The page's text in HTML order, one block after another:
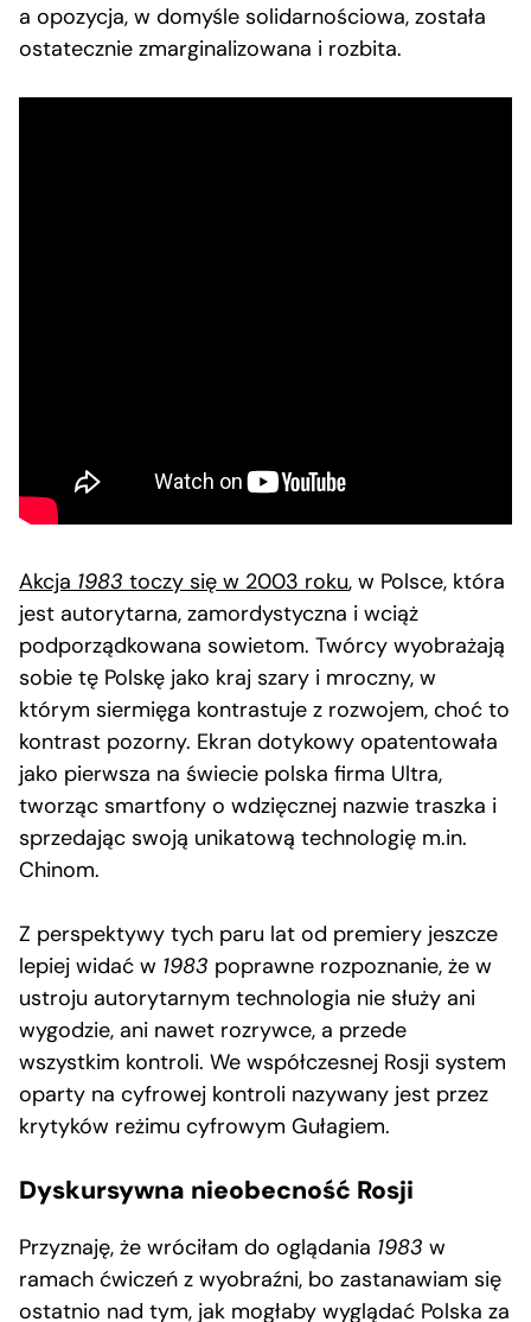
a opozycja, w domyśle solidarnościowa, została
ostatecznie zmarginalizowana i rozbita.
Akcja 1983 toczy się w 2003 roku, w Polsce, która
jest autorytarna, zamordystyczna i wciąż
podporządkowana sowietom. Twórcy wyobrażają
sobie tę Polskę jako kraj szary i mroczny, w
którym siermięga kontrastuje z rozwojem, choć to
kontrast pozorny. Ekran dotykowy opatentowała
jako pierwsza na świecie polska firma Ultra,
tworząc smartfony o wdzięcznej nazwie traszka i
sprzedając swoją unikatową technologię m.in.
Chinom.
Z perspektywy tych paru lat od premiery jeszcze
lepiej widać w 1983 poprawne rozpoznanie, że w
ustroju autorytarnym technologia nie służy ani
wygodzie, ani nawet rozrywce, a przede
wszystkim kontroli. We współczesnej Rosji system
oparty na cyfrowej kontroli nazywany jest przez
krytyków reżimu cyfrowym Gułagiem.
Dyskursywna nieobecność Rosji
Przyznaję, że wróciłam do oglądania 1983 w
ramach ćwiczeń z wyobraźni, bo zastanawiam się
ostatnio nad tym, jak mogłaby wyglądać Polska za